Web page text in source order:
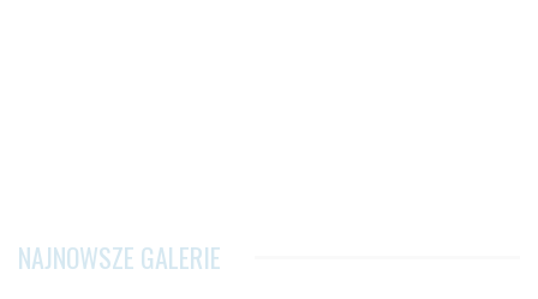
NAJNOWSZE GALERIE